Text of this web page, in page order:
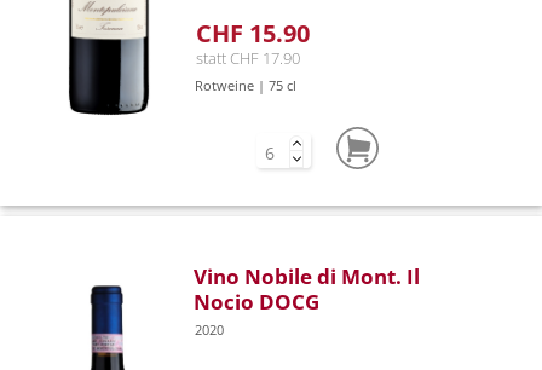
CHF 15.90
statt CHF 17.90
Rotweine | 75 cl
Vino Nobile di Mont. Il
Nocio DOCG
2020